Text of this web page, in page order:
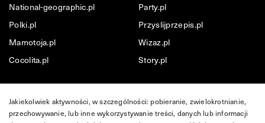
National-geographic.pl
Party.pl
Polki.pl
Przyslijprzepis.pl
Mamotoja.pl
Wizaz.pl
Cocolita.pl
Story.pl
Jakiekolwiek aktywności, w szczególności: pobieranie, zwielokrotnianie,
przechowywanie, lub inne wykorzystywanie treści, danych lub informacji